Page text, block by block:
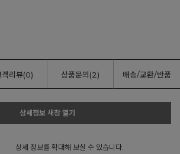
객리뷰(0) 상품문의(2) 배송/교환/반품
상세정보 새창 열기
상세 정보를 확대해 보실 수 있습니다.